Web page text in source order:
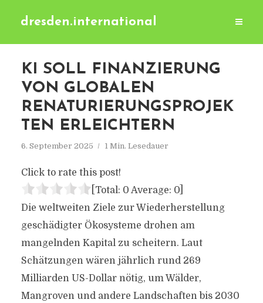
dresden.international
KI SOLL FINANZIERUNG
VON GLOBALEN
RENATURIERUNGSPROJEK
TEN ERLEICHTERN
6. September 2025 1 Min. Lesedauer
Click to rate this post!
[Total: 0 Average: 0]
Die weltweiten Ziele zur Wiederherstellung
geschädigter Ökosysteme drohen am
mangelnden Kapital zu scheitern. Laut
Schätzungen wären jährlich rund 269
Milliarden US-Dollar nötig, um Wälder,
Mangroven und andere Landschaften bis 2030